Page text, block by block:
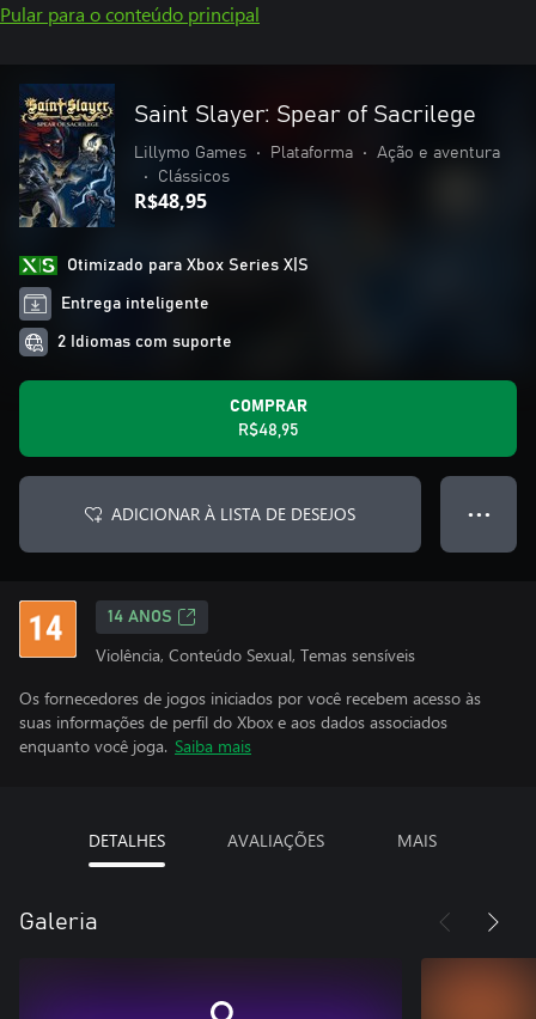
Pular para o conteúdo principal
Saint Slayer: Spear of Sacrilege
Lillymo Games • Plataforma •
Ação e aventura
•
Clássicos
R$48,95
Otimizado para Xbox Series X|S
Entrega inteligente
2 Idiomas com suporte
COMPRAR
R$48,95
ADICIONAR À LISTA DE DESEJOS ● ● ●
14 ANOS
Violência, Conteúdo Sexual, Temas sensíveis
Os fornecedores de jogos iniciados por você recebem acesso às
suas informações de perfil do Xbox e aos dados associados
enquanto você joga. Saiba mais
DETALHES AVALIAÇÕES MAIS
Galeria